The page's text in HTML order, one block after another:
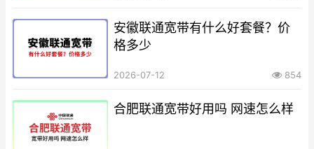
安徽联通宽带有什么好套餐？价
格多少
2026-07-12 854
合肥联通宽带好用吗 网速怎么样